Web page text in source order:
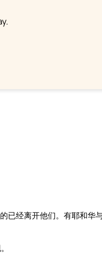
已经离开他们。有耶和华